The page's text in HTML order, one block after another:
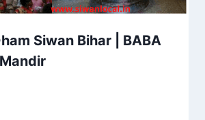
Siwan Bihar | BABA